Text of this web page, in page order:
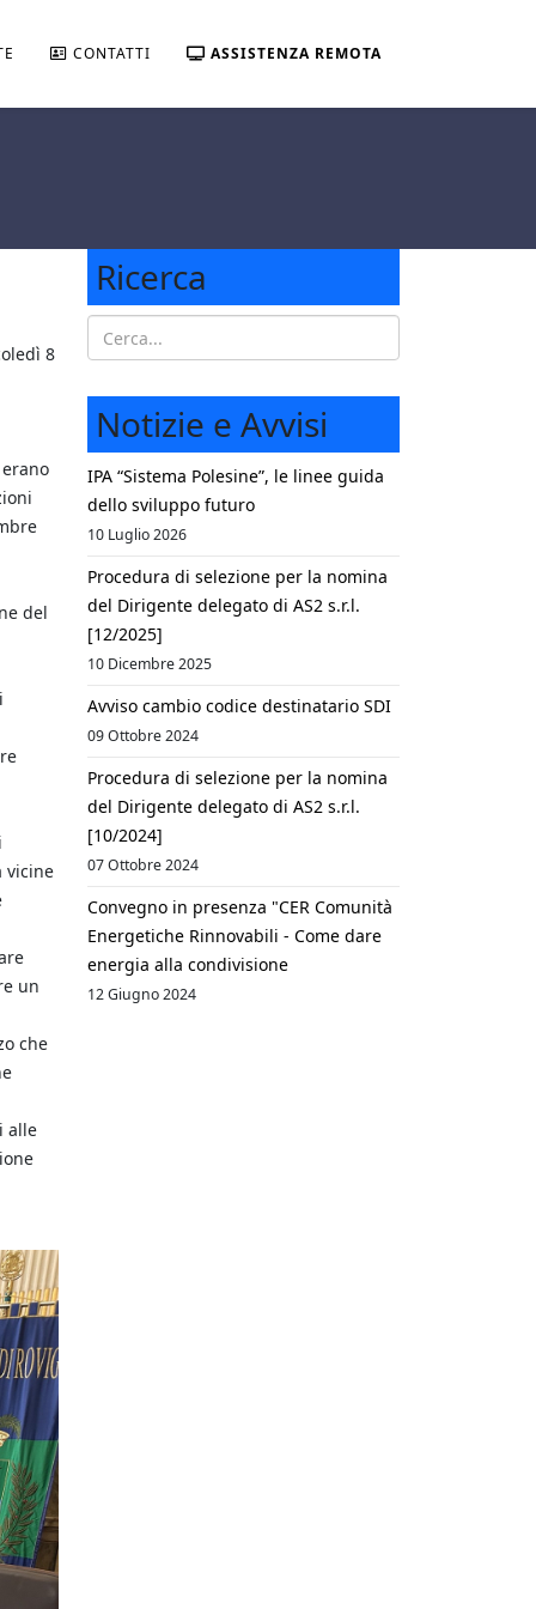
CONTATTI ASSISTENZA REMOTA
8
del
vicine
un
che
alle
Ricerca
Notizie e Avvisi
IPA “Sistema Polesine”, le linee guida
dello sviluppo futuro
10 Luglio 2026
Procedura di selezione per la nomina
del Dirigente delegato di AS2 s.r.l.
[12/2025]
10 Dicembre 2025
Avviso cambio codice destinatario SDI
09 Ottobre 2024
Procedura di selezione per la nomina
del Dirigente delegato di AS2 s.r.l.
[10/2024]
07 Ottobre 2024
Convegno in presenza "CER Comunità
Energetiche Rinnovabili - Come dare
energia alla condivisione
12 Giugno 2024